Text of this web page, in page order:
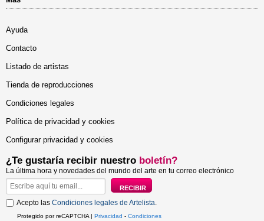
Ayuda
Contacto
Listado de artistas
Tienda de reproducciones
Condiciones legales
Política de privacidad y cookies
Configurar privacidad y cookies
¿Te gustaría recibir nuestro boletín?
La última hora y novedades del mundo del arte en tu correo electrónico
Acepto las Condiciones legales de Artelista.
Protegido por reCAPTCHA | Privacidad - Condiciones